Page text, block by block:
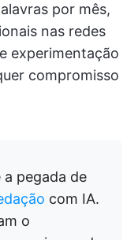
por mês,
nas redes
experimentação
compromisso
a pegada de
com IA.
o